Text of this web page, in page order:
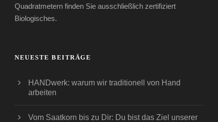
Quadratmetern finden Sie ausschließlich zertifiziert
Biologisches.
NEUESTE BEITRÄGE
HANDwerk: warum wir traditionell von Hand
arbeiten
Vom Saatkorn bis zu Dir: Du bist das Ziel unserer